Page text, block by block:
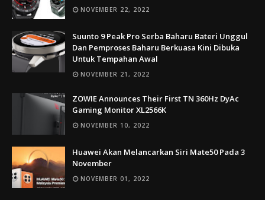
NOVEMBER 22, 2022
Suunto 9 Peak Pro Serba Baharu Bateri Unggul
Dan Pemproses Baharu Berkuasa Kini Dibuka
Untuk Tempahan Awal
NOVEMBER 21, 2022
ZOWIE Announces Their First TN 360Hz DyAc
Gaming Monitor XL2566K
NOVEMBER 10, 2022
Huawei Akan Melancarkan Siri Mate50 Pada 3
November
NOVEMBER 01, 2022